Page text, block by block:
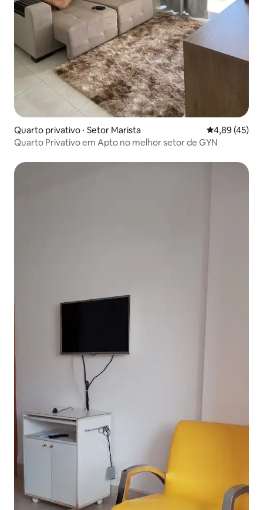
Quarto privativo ⋅ Setor Marista 4,89 de uma
4,89 (45)
Quarto Privativo em Apto no melhor setor de GYN